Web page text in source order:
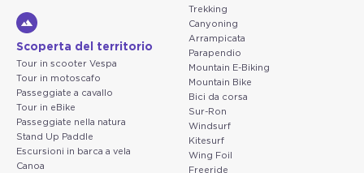
Scoperta del territorio
Tour in scooter Vespa
Tour in motoscafo
Passeggiate a cavallo
Tour in eBike
Passeggiate nella natura
Stand Up Paddle
Escursioni in barca a vela
Canoa
Trekking
Canyoning
Arrampicata
Parapendio
Mountain E-Biking
Mountain Bike
Bici da corsa
Sur-Ron
Windsurf
Kitesurf
Wing Foil
Freeride